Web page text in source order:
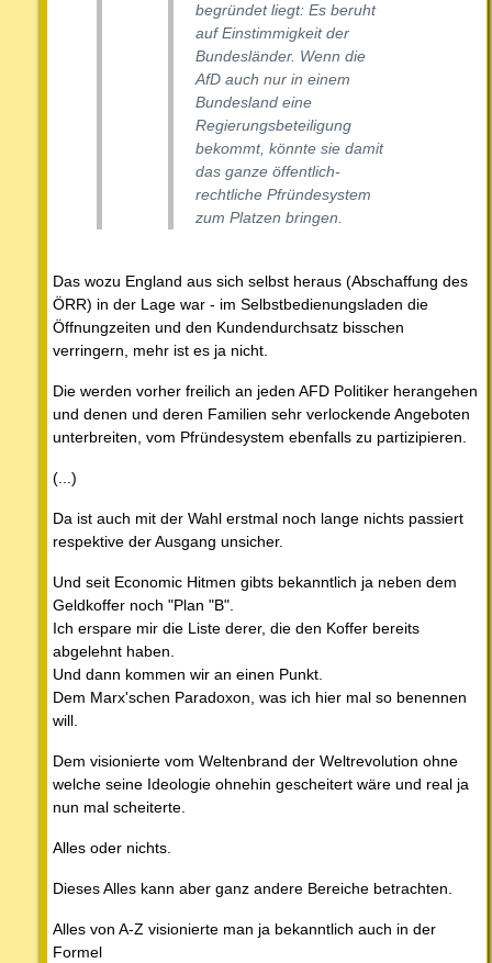
begründet liegt: Es beruht
auf Einstimmigkeit der
Bundesländer. Wenn die
AfD auch nur in einem
Bundesland eine
Regierungsbeteiligung
bekommt, könnte sie damit
das ganze öffentlich-
rechtliche Pfründesystem
zum Platzen bringen.
Das wozu England aus sich selbst heraus (Abschaffung des
ÖRR) in der Lage war - im Selbstbedienungsladen die
Öffnungzeiten und den Kundendurchsatz bisschen
verringern, mehr ist es ja nicht.
Die werden vorher freilich an jeden AFD Politiker herangehen
und denen und deren Familien sehr verlockende Angeboten
unterbreiten, vom Pfründesystem ebenfalls zu partizipieren.
(...)
Da ist auch mit der Wahl erstmal noch lange nichts passiert
respektive der Ausgang unsicher.
Und seit Economic Hitmen gibts bekanntlich ja neben dem
Geldkoffer noch "Plan "B".
Ich erspare mir die Liste derer, die den Koffer bereits
abgelehnt haben.
Und dann kommen wir an einen Punkt.
Dem Marx'schen Paradoxon, was ich hier mal so benennen
will.
Dem visionierte vom Weltenbrand der Weltrevolution ohne
welche seine Ideologie ohnehin gescheitert wäre und real ja
nun mal scheiterte.
Alles oder nichts.
Dieses Alles kann aber ganz andere Bereiche betrachten.
Alles von A-Z visionierte man ja bekanntlich auch in der
Formel